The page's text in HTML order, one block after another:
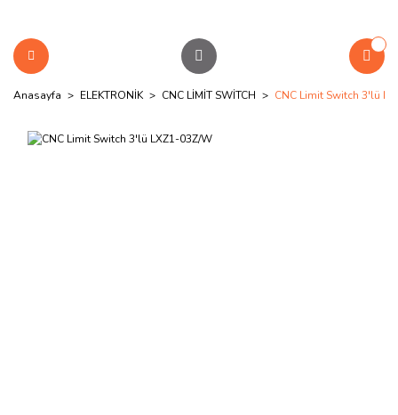
Anasayfa ELEKTRONİK CNC LİMİT SWİTCH CNC Limit Switch 3'lü